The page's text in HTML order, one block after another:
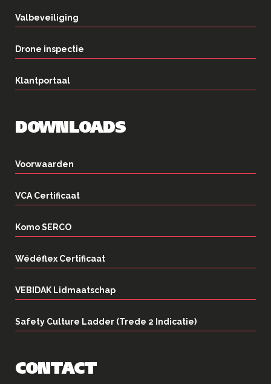
Valbeveiliging
Drone inspectie
Klantportaal
DOWNLOADS
Voorwaarden
VCA Certificaat
Komo SERCO
Wédéflex Certificaat
VEBIDAK Lidmaatschap
Safety Culture Ladder (Trede 2 Indicatie)
CONTACT